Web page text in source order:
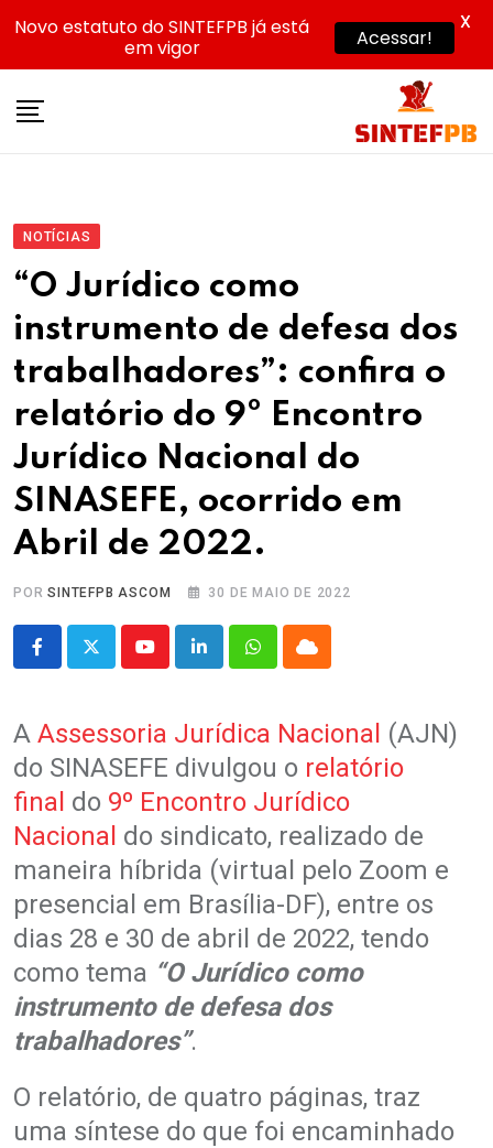
NOTÍCIAS
“O Jurídico como
instrumento de defesa dos
trabalhadores”: confira o
relatório do 9º Encontro
Jurídico Nacional do
SINASEFE, ocorrido em
Abril de 2022.
PORSINTEFPB ASCOM 30 DE MAIO DE 2022
YoutubeLinkedInWhatsappCloud
A Assessoria Jurídica Nacional (AJN)
do SINASEFE divulgou o relatório
final do 9º Encontro Jurídico
Nacional do sindicato, realizado de
maneira híbrida (virtual pelo Zoom e
presencial em Brasília-DF), entre os
dias 28 e 30 de abril de 2022, tendo
como tema “O Jurídico como
instrumento de defesa dos
trabalhadores”.
O relatório, de quatro páginas, traz
uma síntese do que foi encaminhado
Novo estatuto do SINTEFPB já está
em vigor
Acessar!
X